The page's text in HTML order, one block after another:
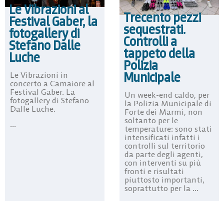
Le Vibrazioni al
Festival Gaber, la
fotogallery di
Stefano Dalle
Luche
Le Vibrazioni in
concerto a Camaiore al
Festival Gaber. La
fotogallery di Stefano
Dalle Luche.
...
Trecento pezzi
sequestrati.
Controlli a
tappeto della
Polizia
Municipale
Un week-end caldo, per
la Polizia Municipale di
Forte dei Marmi, non
soltanto per le
temperature: sono stati
intensificati infatti i
controlli sul territorio
da parte degli agenti,
con interventi su più
fronti e risultati
piuttosto importanti,
soprattutto per la ...